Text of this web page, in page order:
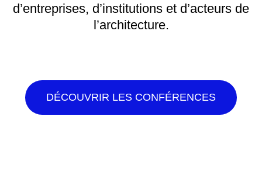
d’entreprises, d’institutions et d’acteurs de
l’architecture.
DÉCOUVRIR LES CONFÉRENCES